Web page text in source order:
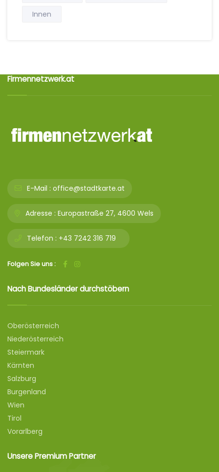
Innen
Firmennetzwerk.at
E-Mail : office@stadtkarte.at
Adresse : Europastraße 27, 4600 Wels
Telefon : +43 7242 316 719
Folgen Sie uns :
Nach Bundesländer durchstöbern
Oberösterreich
Niederösterreich
Steiermark
Kärnten
Salzburg
Burgenland
Wien
Tirol
Vorarlberg
Unsere Premium Partner